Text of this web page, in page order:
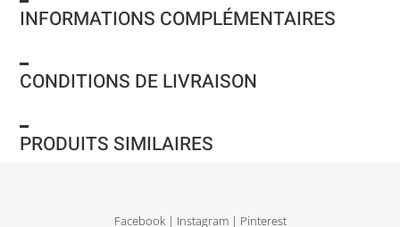
INFORMATIONS COMPLÉMENTAIRES
CONDITIONS DE LIVRAISON
PRODUITS SIMILAIRES
Facebook | Instagram | Pinterest